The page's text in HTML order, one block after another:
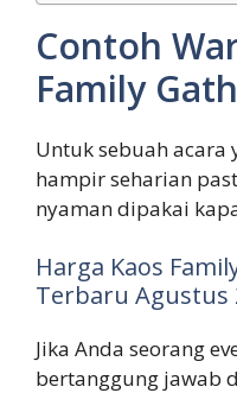
Contoh
Family
Untuk sebuah acara
hampir seharian
nyaman dipakai
Harga Kaos
Terbaru Agustus
Jika Anda seorang
bertanggung jawab